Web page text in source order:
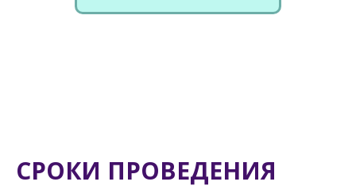
СРОКИ ПРОВЕДЕНИЯ